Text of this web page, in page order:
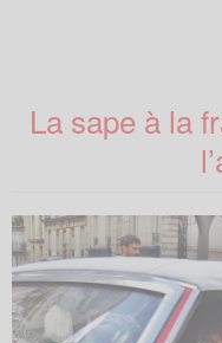
La sape à la